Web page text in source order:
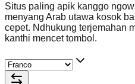
Situs paling apik kanggo
menyang Arab utawa kosok
cepet. Ndhukung terjemahan
kanthi mencet tombol.